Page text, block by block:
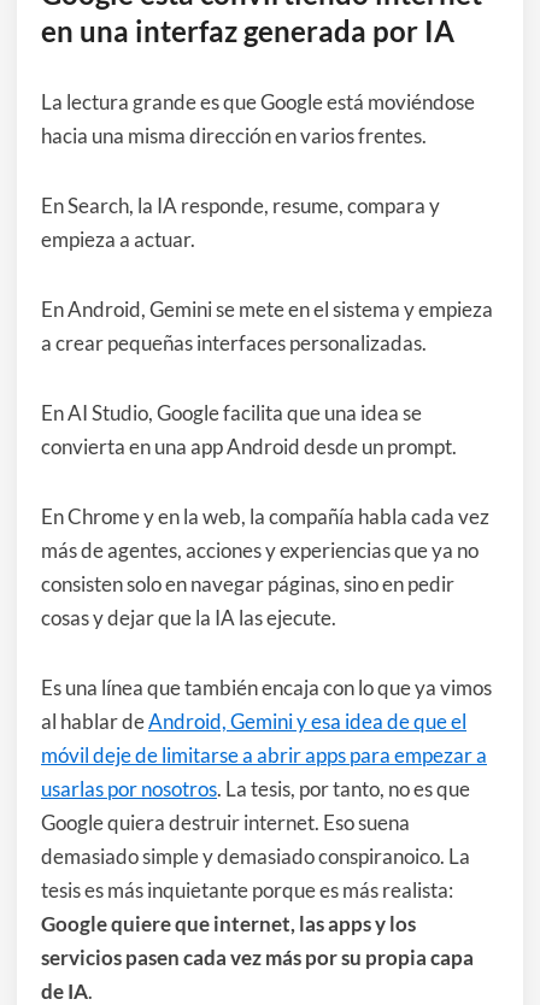
en una interfaz generada por IA
La lectura grande es que Google está moviéndose
hacia una misma dirección en varios frentes.
En Search, la IA responde, resume, compara y
empieza a actuar.
En Android, Gemini se mete en el sistema y empieza
a crear pequeñas interfaces personalizadas.
En AI Studio, Google facilita que una idea se
convierta en una app Android desde un prompt.
En Chrome y en la web, la compañía habla cada vez
más de agentes, acciones y experiencias que ya no
consisten solo en navegar páginas, sino en pedir
cosas y dejar que la IA las ejecute.
Es una línea que también encaja con lo que ya vimos
al hablar deAndroid, Gemini y esa idea de que el
móvil deje de limitarse a abrir apps para empezar a
usarlas por nosotros. La tesis, por tanto, no es que
Google quiera destruir internet. Eso suena
demasiado simple y demasiado conspiranoico. La
tesis es más inquietante porque es más realista:
Google quiere que internet, las apps y los
servicios pasen cada vez más por su propia capa
de IA.